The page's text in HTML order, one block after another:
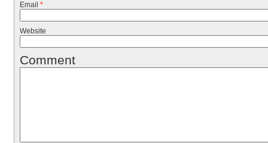
Email *
Website
Comment